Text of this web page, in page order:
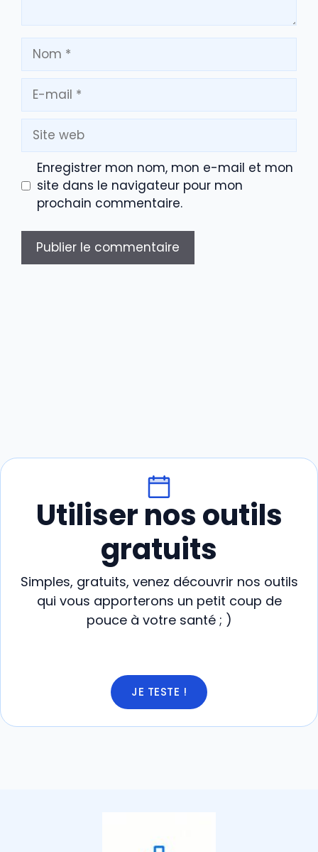
Nom
mail
Site
web
Enregistrer mon nom, mon e-mail et mon
site dans le navigateur pour mon
prochain commentaire.
Utiliser nos outils
gratuits
Simples, gratuits, venez découvrir nos outils
qui vous apporterons un petit coup de
pouce à votre santé ; )
JE TESTE !